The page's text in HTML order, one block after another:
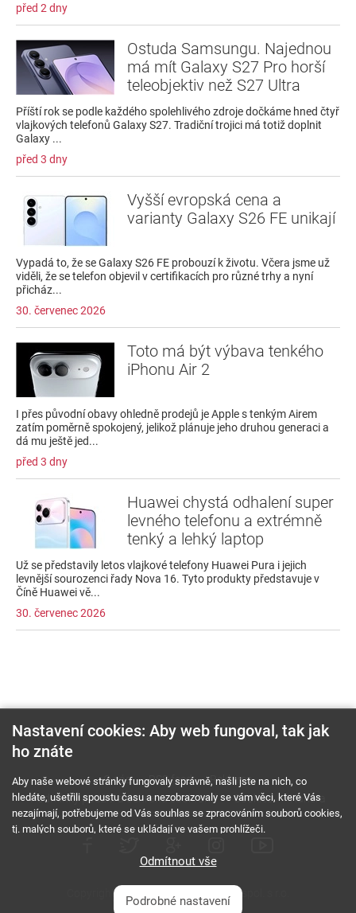
před 2 dny
Ostuda Samsungu. Najednou
má mít Galaxy S27 Pro horší
teleobjektiv než S27 Ultra
Příští rok se podle každého spolehlivého zdroje dočkáme hned čtyř
vlajkových telefonů Galaxy S27. Tradiční trojici má totiž doplnit
Galaxy ...
před 3 dny
Vyšší evropská cena a
varianty Galaxy S26 FE unikají
Vypadá to, že se Galaxy S26 FE probouzí k životu. Včera jsme už
viděli, že se telefon objevil v certifikacích pro různé trhy a nyní
přicház...
30. červenec 2026
Toto má být výbava tenkého
iPhonu Air 2
I přes původní obavy ohledně prodejů je Apple s tenkým Airem
zatím poměrně spokojený, jelikož plánuje jeho druhou generaci a
dá mu ještě jed...
před 3 dny
Huawei chystá odhalení super
levného telefonu a extrémně
tenký a lehký laptop
Už se představily letos vlajkové telefony Huawei Pura i jejich
levnější sourozenci řady Nova 16. Tyto produkty představuje v
Číně Huawei vě...
30. červenec 2026
O nás RSS feed
Reklama
Podmínky použití a ochrana soukromí
Cookies Kariéra
Copyright © 2000 - 2026 NetComp, spol. s r.o.
Všechna práva vyhrazena.
Nastavení cookies: Aby web fungoval, tak jak
ho znáte
Aby naše webové stránky fungovaly správně, našli jste na nich, co
hledáte, ušetřili spoustu času a nezobrazovaly se vám věci, které Vás
nezajímají, potřebujeme od Vás souhlas se zpracováním souborů cookies,
tj. malých souborů, které se ukládají ve vašem prohlížeči.
Odmítnout vše
Podrobné nastavení